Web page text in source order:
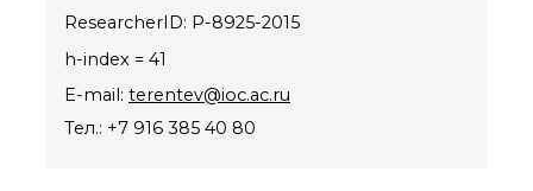
Контакты
Основные
деятельности
h-index = 41
E-mail: terentev@ioc.ac.ru
Тел.: +7 916 385 40 80